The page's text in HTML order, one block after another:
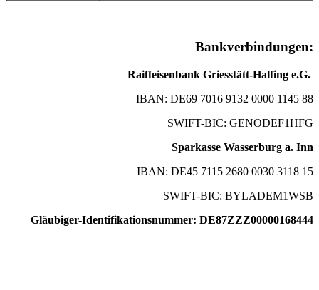
Bankverbindungen:
Raiffeisenbank Griesstätt-Halfing e.G.
IBAN: DE69 7016 9132 0000 1145 88
SWIFT-BIC: GENODEF1HFG
Sparkasse Wasserburg a. Inn
IBAN: DE45 7115 2680 0030 3118 15
SWIFT-BIC: BYLADEM1WSB
Gläubiger-Identifikationsnummer: DE87ZZZ00000168444